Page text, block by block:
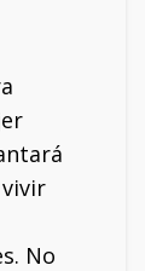
No